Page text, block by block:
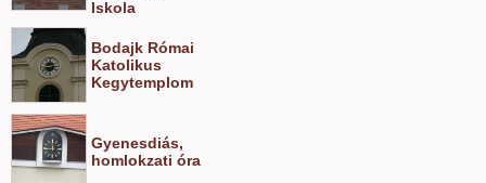
Iskola
Bodajk Római
Katolikus
Kegytemplom
Gyenesdiás,
homlokzati óra